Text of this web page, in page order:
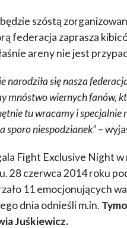
szóstą
federacja zaprasza
areny nie jest
narodziła się nasza
mnóstwo wiernych fanów,
tu wracamy i specjalnie
sporo niespodzianek”–
Fight Exclusive Night
28 czerwca 2014 roku
11 emocjonujących
dnia odnieśli m.in.
Juśkiewicz.